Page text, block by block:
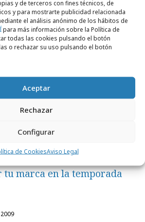
y de terceros con fines técnicos, de
y para mostrarte publicidad relacionada
el análisis anónimo de los hábitos de
para más información sobre la Política de
todas las cookies pulsando el botón
o rechazar su uso pulsando el botón
Aceptar
Rechazar
Configurar
de CookiesAviso Legal
regalos promocionales
marca en la temporada